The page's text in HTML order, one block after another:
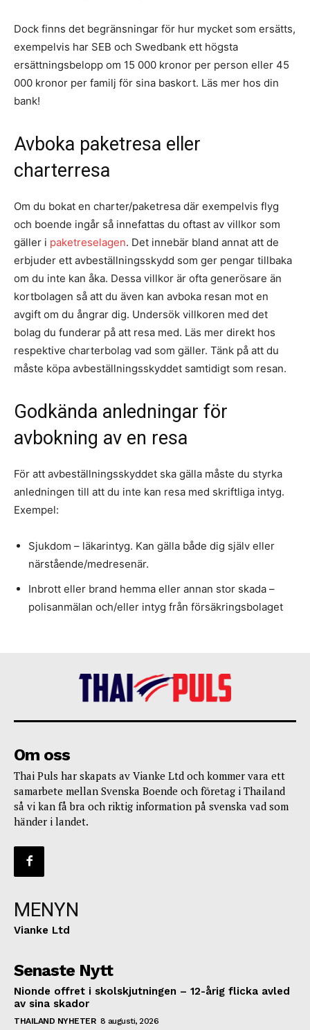
Dock finns det begränsningar för hur mycket som ersätts,
exempelvis har SEB och Swedbank ett högsta
ersättningsbelopp om 15 000 kronor per person eller 45
000 kronor per familj för sina baskort. Läs mer hos din
bank!
Avboka paketresa eller
charterresa
Om du bokat en charter/paketresa där exempelvis flyg
och boende ingår så innefattas du oftast av villkor som
gäller i paketreselagen. Det innebär bland annat att de
erbjuder ett avbeställningsskydd som ger pengar tillbaka
om du inte kan åka. Dessa villkor är ofta generösare än
kortbolagen så att du även kan avboka resan mot en
avgift om du ångrar dig. Undersök villkoren med det
bolag du funderar på att resa med. Läs mer direkt hos
respektive charterbolag vad som gäller. Tänk på att du
måste köpa avbeställningsskyddet samtidigt som resan.
Godkända anledningar för
avbokning av en resa
För att avbeställningsskyddet ska gälla måste du styrka
anledningen till att du inte kan resa med skriftliga intyg.
Exempel:
Sjukdom – läkarintyg. Kan gälla både dig själv eller
närstående/medresenär.
Inbrott eller brand hemma eller annan stor skada –
polisanmälan och/eller intyg från försäkringsbolaget
Om oss
Thai Puls har skapats av Vianke Ltd och kommer vara ett
samarbete mellan Svenska Boende och företag i Thailand
så vi kan få bra och riktig information på svenska vad som
händer i landet.
MENYN
Vianke Ltd
Senaste Nytt
Nionde offret i skolskjutningen – 12-årig flicka avled
av sina skador
THAILAND NYHETER 8 augusti, 2026